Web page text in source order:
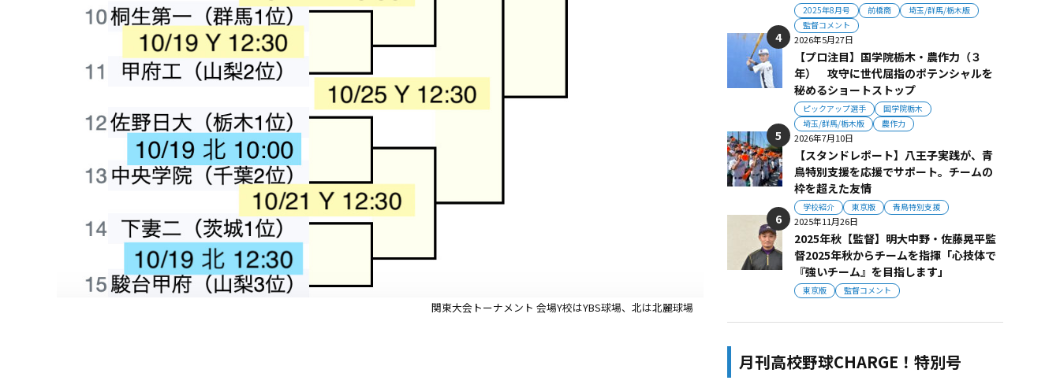
関東大会トーナメント 会場Y校はYBS球場、北は北麗球場
2025年8月号 前橋商
埼玉/群馬/栃木版
監督コメント
2026年5月27日
【プロ注目】国学院栃木・農作力（３
年） 攻守に世代屈指のポテンシャルを
秘めるショートストップ
ピックアップ選手
国学院栃木
埼玉/群馬/栃木版
農作力
2026年7月10日
【スタンドレポート】八王子実践が、青
鳥特別支援を応援でサポート。チームの
枠を超えた友情
学校紹介 東京版 青鳥特別支援
2025年11月26日
2025年秋【監督】明大中野・佐藤晃平監
督2025年秋からチームを指揮「心技体で
『強いチーム』を目指します」
東京版 監督コメント
月刊高校野球CHARGE！特別号